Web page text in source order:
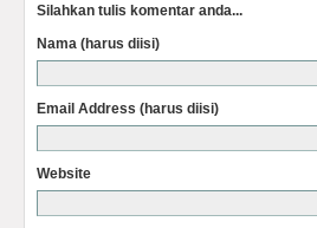
Silahkan tulis komentar anda...
Nama (harus diisi)
Email Address (harus diisi)
Website